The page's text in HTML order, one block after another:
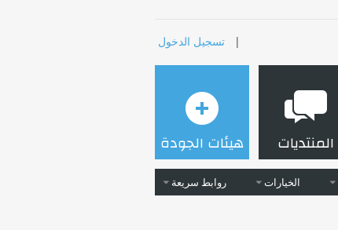
| تسجيل الدخول
المنتديات
الخيارات روابط سريعة
هيئات الجودة